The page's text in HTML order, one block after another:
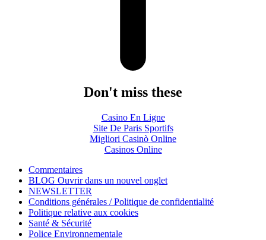
Don't miss these
Casino En Ligne
Site De Paris Sportifs
Migliori Casinò Online
Casinos Online
Commentaires
BLOG Ouvrir dans un nouvel onglet
NEWSLETTER
Conditions générales / Politique de confidentialité
Politique relative aux cookies
Santé & Sécurité
Police Environnementale